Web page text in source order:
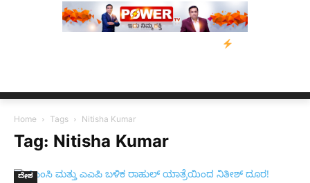
ಬೀರೇನ್ ಸಿಂಗ್
Home Tags Nitisha Kumar
Tag: Nitisha Kumar
ದೇಶ